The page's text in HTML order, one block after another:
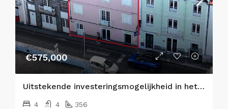
€575,000
Uitstekende investeringsmogelijkheid in het hart van Horta, eiland Faial 🌟
4 4 356